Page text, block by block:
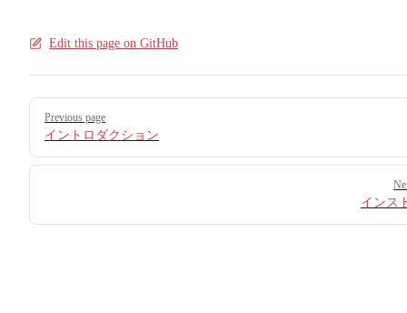
Edit this page on GitHub
Pager
Previous page
イントロダクション
インス